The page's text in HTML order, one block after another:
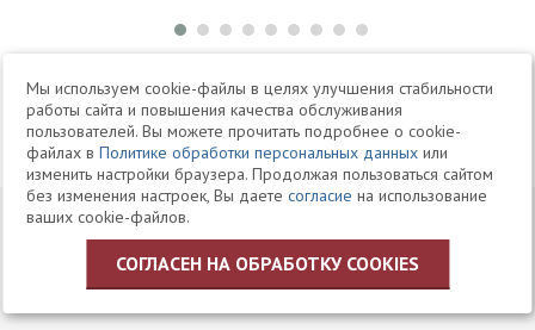
+7 495 504-34-61
Telegram Max
© 1994-2026 Юридическая Фирма «Клифф»
Юридические услуги, аудит, офшоры
Политика ЗАО «Юридическая фирма «КЛИФФ» в отношении
обработки персональных данных пользователей
Мы используем cookie-файлы в целях улучшения стабильности
работы сайта и повышения качества обслуживания
пользователей. Вы можете прочитать подробнее о cookie-
файлах вПолитике обработки персональных данных или
изменить настройки браузера. Продолжая пользоваться сайтом
без изменения настроек, Вы даетесогласие на использование
ваших cookie-файлов.
СОГЛАСЕН НА ОБРАБОТКУ COOKIES